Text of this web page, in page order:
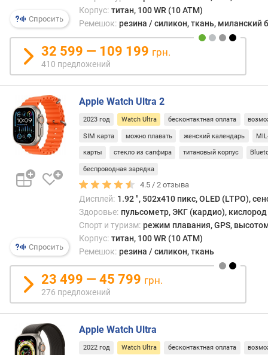
н
о
с
т
и
о
т
д
е
ш
в
ы
р
и
о
т
д
Спросить
Корпус: титан, 100 WR (10 ATM)
Ремешок: резина / силикон, ткань, миланский
32 599 — 109 199 грн.
410 предложений
Спросить
Apple Watch Ultra 2
2023 год Watch Ultra бесконтактная оплата
SIM карта можно плавать женский календарь
карты стекло из сапфира титановый корпус
беспроводная зарядка
4.5 /2 отзыва
Дисплей: 1.92 ", 502x410 пикс, OLED (LTPO),
Здоровье: пульсометр, ЭКГ (кардио), кислород
Спорт и туризм: режим плавания, GPS,
Корпус: титан, 100 WR (10 ATM)
Ремешок: резина / силикон, ткань
23 499 — 45 799 грн.
276 предложений
Apple Watch Ultra
2022 год Watch Ultra бесконтактная оплата